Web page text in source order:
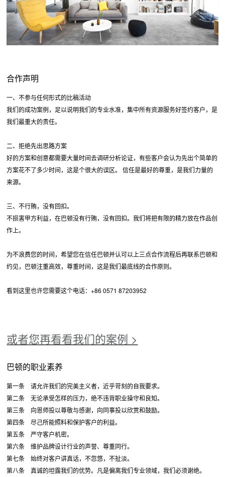
合作声明
一、不参与任何形式的比稿活动
我们的成功案例，足以说明我们的专业水准，集中所有资源服务好签约客户，是
我们最重大的责任。
二、拒绝先出思路方案
好的方案和创意都需要大量时间去调研分析论证，有些客户会认为先出个简单的
方案花不了多少时间，这是个很大的误区。 信任是最好的尊重，是我们力量的
来源。
三、不行贿，没有回扣。
不损害甲方利益，在巴顿没有行贿，没有回扣。我们将把有限的精力放在作品创
作上。
为不浪费您的时间，希望您在信任巴顿并认可以上三点合作流程后再联系巴顿和
约见，巴顿注重高效，尊重时间，这是我们最底线的合作原则。
看到这里也许您需要这个电话：+86 0571 87203952
或者您再看看我们的案例 >
巴顿的职业素养
第一条 请允许我们的完美主义者，近乎苛刻的自我要求。
第二条 无论承受怎样的压力，绝不违背职业操守和良知。
第三条 向恩师投以尊敬与感谢，向同事投以欣赏和鼓励。
第四条 尽己所能照料和保护客户的利益。
第五条 严守客户机密。
第六条 维护品牌设计行业的声誉、尊重同行。
第七条 始终对客户讲真话，不忽悠，不扯淡。
第八条 真诚的坦露我们的优势。凡是偏离我们专业领域，我们必须谢绝。